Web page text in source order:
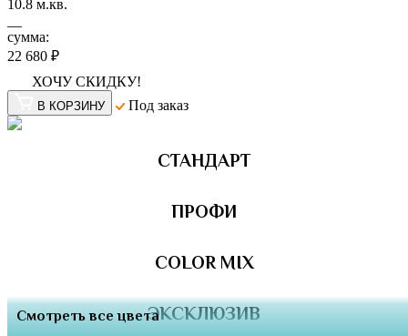
10.8 м.кв.
сумма:
22 680 ₽
ХОЧУ СКИДКУ!
В КОРЗИНУ Под заказ
СТАНДАРТ
ПРОФИ
COLOR MIX
ЭКСКЛЮЗИВ
Смотреть все цвета